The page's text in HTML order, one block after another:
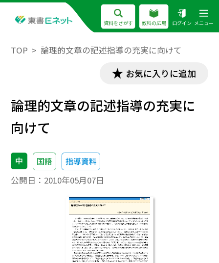
資料をさがす 教科の広場 ログイン メニュー
TOP 論理的文章の記述指導の充実に向けて
お気に入りに追加
論理的文章の記述指導の充実に
向けて
中 国語 指導資料
公開日： 2010年05月07日